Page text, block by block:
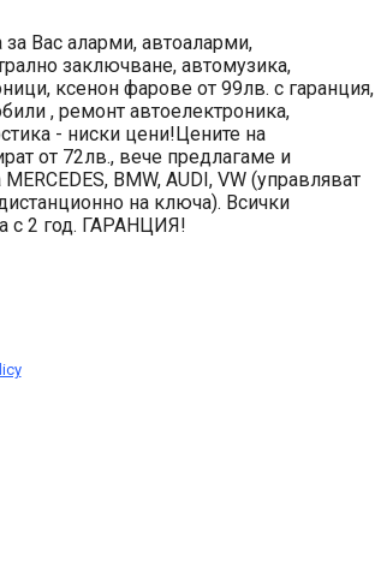
за Вас аларми, автоаларми,
заключване, автомузика,
ксенон фарове от 99лв. с гаранция,
, ремонт автоелектроника,
- ниски цени!Цените на
от 72лв., вече предлагаме и
BMW, AUDI, VW (управляват
на ключа). Всички
с 2 год. ГАРАНЦИЯ!